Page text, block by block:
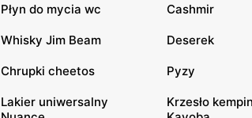
Płyn do mycia wc Cashmir
Whisky Jim Beam Deserek
Chrupki cheetos Pyzy
Lakier uniwersalny
Krzesło